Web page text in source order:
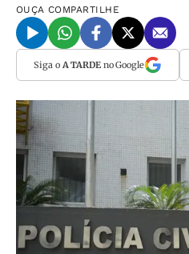
OUÇA COMPARTILHE
Siga o A TARDEno Google